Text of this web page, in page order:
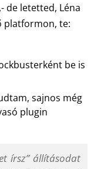
de letetted, Léna
platformon, te:
be is
sajnos még
plugin
írsz” állításodat